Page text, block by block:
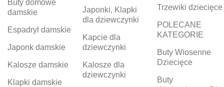
Buty domowe
damskie
Espadryl damskie
Japonk damskie
Kalosze damskie
Klapki damskie
Japonki, Klapki
dla dziewczynki
Kapcie dla
dziewczynki
Kalosze dla
dziewczynki
Trzewiki dziecięce
POLECANE
KATEGORIE
Buty Wiosenne
Dziecięce
Buty